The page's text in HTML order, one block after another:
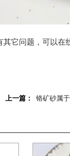
问题，可以在
上一篇： 铬矿砂属